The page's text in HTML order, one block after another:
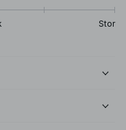
Stor